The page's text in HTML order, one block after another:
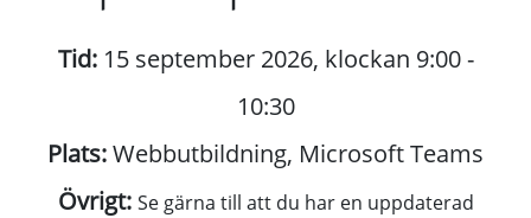
Tid:15 september 2026, klockan 9:00 -
10:30
Plats:Webbutbildning, Microsoft Teams
Övrigt: Se gärna till att du har en uppdaterad